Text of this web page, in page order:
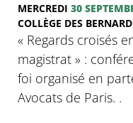
MERCREDI 30
COLLÈGE DES
« Regards croisés
magistrat » :
foi organisé en
Avocats de Paris. .